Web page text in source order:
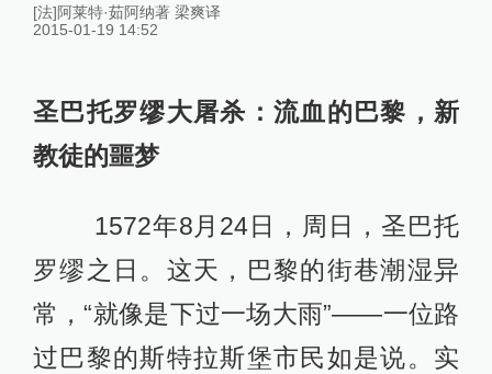
[法]阿莱特·茹阿纳著 梁爽译
2015-01-19 14:52
圣巴托罗缪大屠杀：流血的巴黎，新
教徒的噩梦
1572年8月24日，周日，圣巴托
罗缪之日。这天，巴黎的街巷潮湿异
常，“就像是下过一场大雨”——一位路
过巴黎的斯特拉斯堡市民如是说。实